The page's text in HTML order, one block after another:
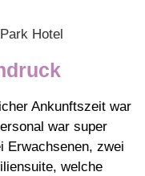
Ankunftszeit war
war super
Erwachsenen, zwei
welche